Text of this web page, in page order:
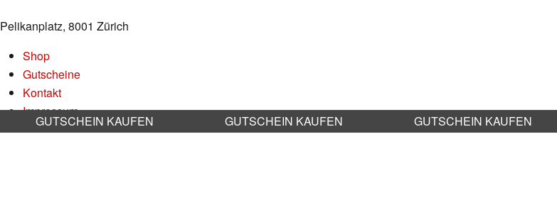
Pelikanplatz, 8001 Zürich
Shop
Gutscheine
Kontakt
Impressum
Datenschutz
GUTSCHEIN KAUFEN GUTSCHEIN KAUFEN GUTSCHEIN KAUFEN